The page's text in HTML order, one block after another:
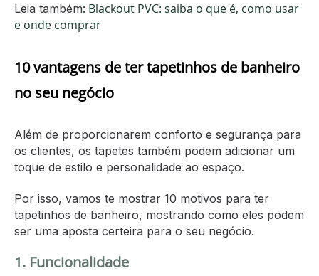
Leia também: Blackout PVC: saiba o que é, como usar
e onde comprar
10 vantagens de ter tapetinhos de banheiro
no seu negócio
Além de proporcionarem conforto e segurança para
os clientes, os tapetes também podem adicionar um
toque de estilo e personalidade ao espaço.
Por isso, vamos te mostrar 10 motivos para ter
tapetinhos de banheiro, mostrando como eles podem
ser uma aposta certeira para o seu negócio.
1. Funcionalidade